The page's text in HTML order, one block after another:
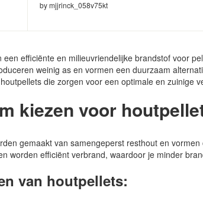
by mjjrinck_058v75kt
een efficiënte en milieuvriendelijke brandstof voor
weinig as en vormen een duurzaam
die zorgen voor een optimale en zuinige
kiezen voor
gemaakt van samengeperst resthout en vormen
worden efficiënt verbrand, waardoor je minder
van houtpellets: